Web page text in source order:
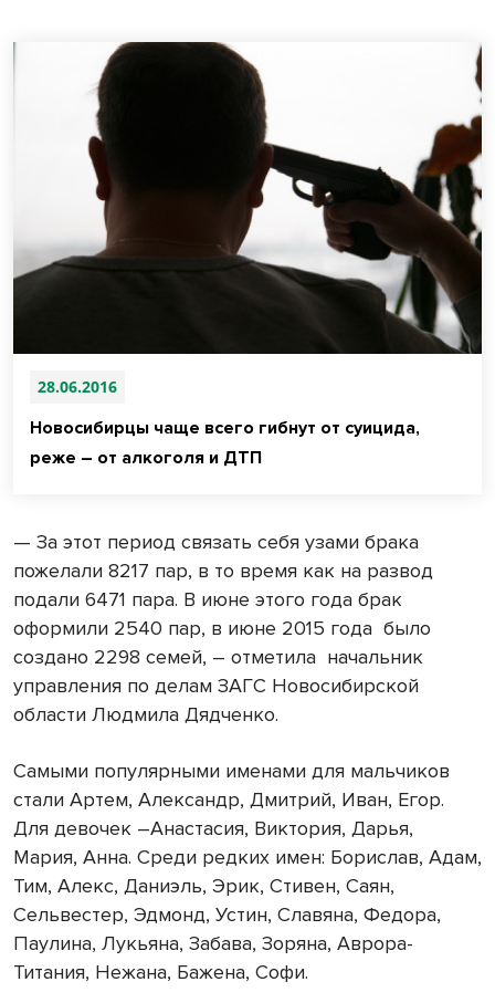
28.06.2016
Новосибирцы чаще всего гибнут от суицида,
реже – от алкоголя и ДТП
— За этот период связать себя узами брака
пожелали 8217 пар, в то время как на развод
подали 6471 пара. В июне этого года брак
оформили 2540 пар, в июне 2015 года было
создано 2298 семей, – отметила начальник
управления по делам ЗАГС Новосибирской
области Людмила Дядченко.
Самыми популярными именами для мальчиков
стали Артем, Александр, Дмитрий, Иван, Егор.
Для девочек –Анастасия, Виктория, Дарья,
Мария, Анна. Среди редких имен: Борислав, Адам,
Тим, Алекс, Даниэль, Эрик, Стивен, Саян,
Сельвестер, Эдмонд, Устин, Славяна, Федора,
Паулина, Лукьяна, Забава, Зоряна, Аврора-
Титания, Нежана, Бажена, Софи.